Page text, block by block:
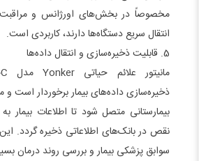
مخصوصاً در بخش‌های اورژانس و
انتقال سریع دستگاه‌ها دارند، کاربردی است.
5. قابلیت ذخیره‌سازی و انتقال داده‌ها
ذخیره‌سازی داده‌های بیمار برخوردار است
بیمارستانی متصل شود تا اطلاعات
نقص در بانک‌های اطلاعاتی ذخیره گردد.
سوابق پزشکی بیمار و بررسی روند درمان